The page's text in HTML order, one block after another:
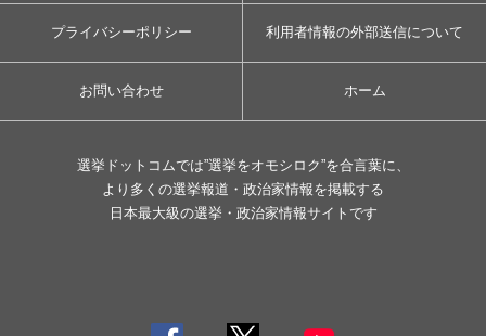
プライバシーポリシー 利用者情報の外部送信について
お問い合わせ ホーム
選挙ドットコムでは”選挙をオモシロク”を合言葉に、
より多くの選挙報道・政治家情報を掲載する
日本最大級の選挙・政治家情報サイトです